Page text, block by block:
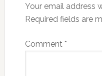
Your email address
Required fields are
Comment *